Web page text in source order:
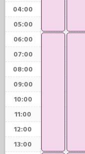
04:00
05:00
06:00
07:00
08:00
09:00
10:00
11:00
12:00
13:00